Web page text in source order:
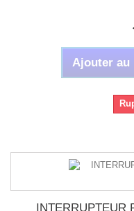
Ajouter au
INTERRUPTEUR